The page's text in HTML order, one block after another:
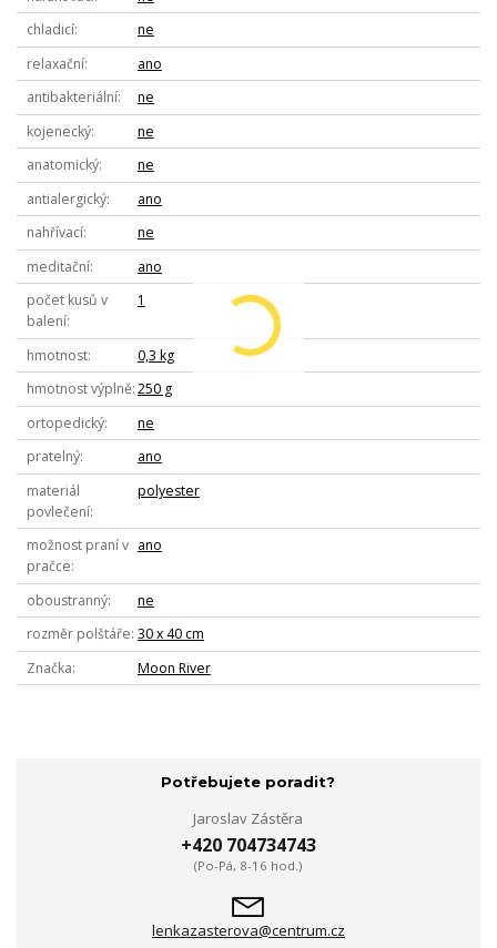
chladicí
ne
relaxační
ano
antibakteriální
ne
kojenecký
ne
anatomický
ne
antialergický
ano
nahřívací
ne
meditační
ano
počet kusů v
balení
1
hmotnost
0,3 kg
hmotnost výplně 250 g
ortopedický
ne
pratelný
ano
materiál
povlečení
polyester
možnost praní v
pračce
ano
oboustranný
ne
rozměr polštáře 30 x 40 cm
Značka
Moon River
Potřebujete poradit?
Jaroslav Zástěra
+420 704734743
(Po-Pá, 8-16 hod.)
lenkazasterova@centrum.cz